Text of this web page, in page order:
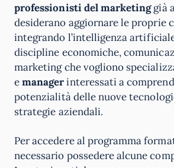
professionisti del marketinggià
desiderano aggiornare le proprie
integrando l’intelligenza
discipline economiche,
marketing che vogliono
emanagerinteressati a
potenzialità delle nuove
strategie aziendali.
Per accedere al programma
necessario possedere alcune